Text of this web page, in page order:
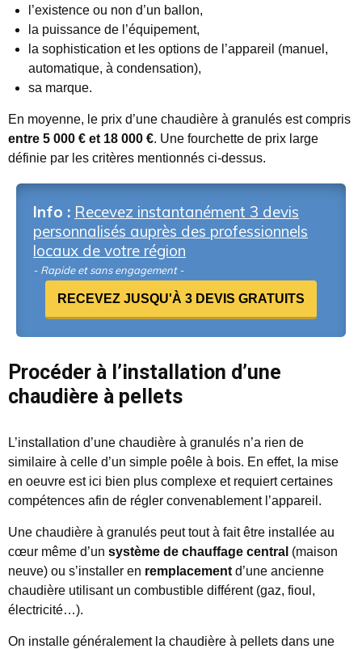
l’existence ou non d’un ballon,
la puissance de l’équipement,
la sophistication et les options de l’appareil (manuel,
automatique, à condensation),
sa marque.
En moyenne, le prix d’une chaudière à granulés est compris
entre 5 000 € et 18 000 €. Une fourchette de prix large
définie par les critères mentionnés ci-dessus.
Info : Recevez instantanément 3 devis
personnalisés auprès des professionnels
locaux de votre région
- Rapide et sans engagement -
RECEVEZ JUSQU'À 3 DEVIS GRATUITS
Procéder à l’installation d’une
chaudière à pellets
L’installation d’une chaudière à granulés n’a rien de
similaire à celle d’un simple poêle à bois. En effet, la mise
en oeuvre est ici bien plus complexe et requiert certaines
compétences afin de régler convenablement l’appareil.
Une chaudière à granulés peut tout à fait être installée au
cœur même d’un système de chauffage central (maison
neuve) ou s’installer en remplacement d’une ancienne
chaudière utilisant un combustible différent (gaz, fioul,
électricité…).
On installe généralement la chaudière à pellets dans une